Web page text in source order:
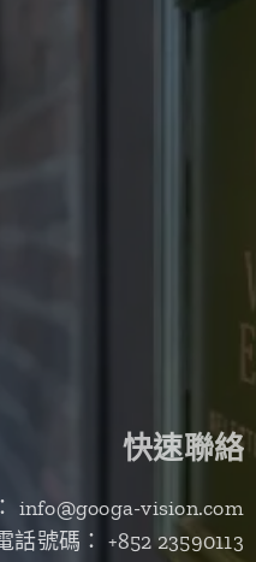
快速聯絡
info@googa-vision.com
話號碼： +852 23590113